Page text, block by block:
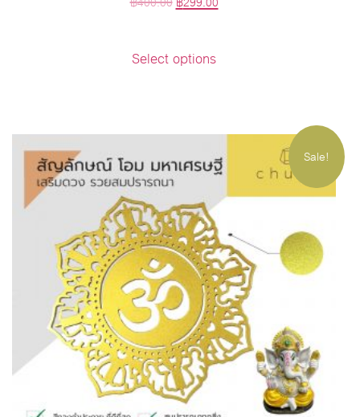
Select options
Sale!